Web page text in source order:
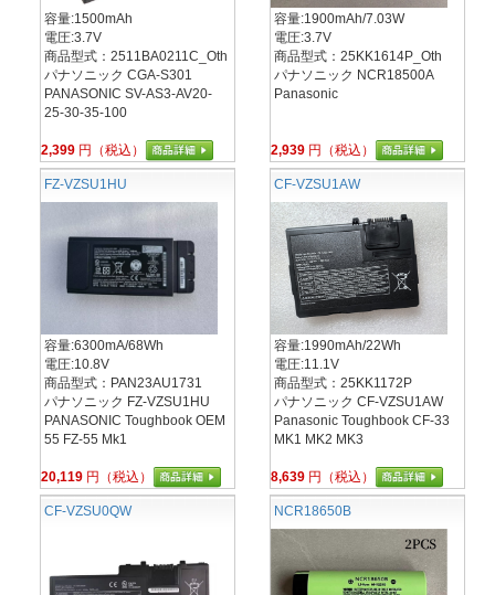
容量:1500mAh
電圧:3.7V
商品型式：2511BA0211C_Oth
パナソニック CGA-S301
PANASONIC SV-AS3-AV20-
25-30-35-100
2,399 円（税込）
容量:1900mAh/7.03W
電圧:3.7V
商品型式：25KK1614P_Oth
パナソニック NCR18500A
Panasonic
2,939 円（税込）
FZ-VZSU1HU
容量:6300mA/68Wh
電圧:10.8V
商品型式：PAN23AU1731
パナソニック FZ-VZSU1HU
PANASONIC Toughbook OEM
55 FZ-55 Mk1
20,119 円（税込）
CF-VZSU1AW
容量:1990mAh/22Wh
電圧:11.1V
商品型式：25KK1172P
パナソニック CF-VZSU1AW
Panasonic Toughbook CF-33
MK1 MK2 MK3
8,639 円（税込）
CF-VZSU0QW NCR18650B